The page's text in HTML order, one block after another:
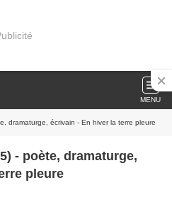
MENU
dramaturge, écrivain - En hiver la terre pleure
- poète, dramaturge,
pleure